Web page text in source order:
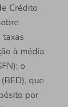
Crédito
taxas
à média
o
que
por